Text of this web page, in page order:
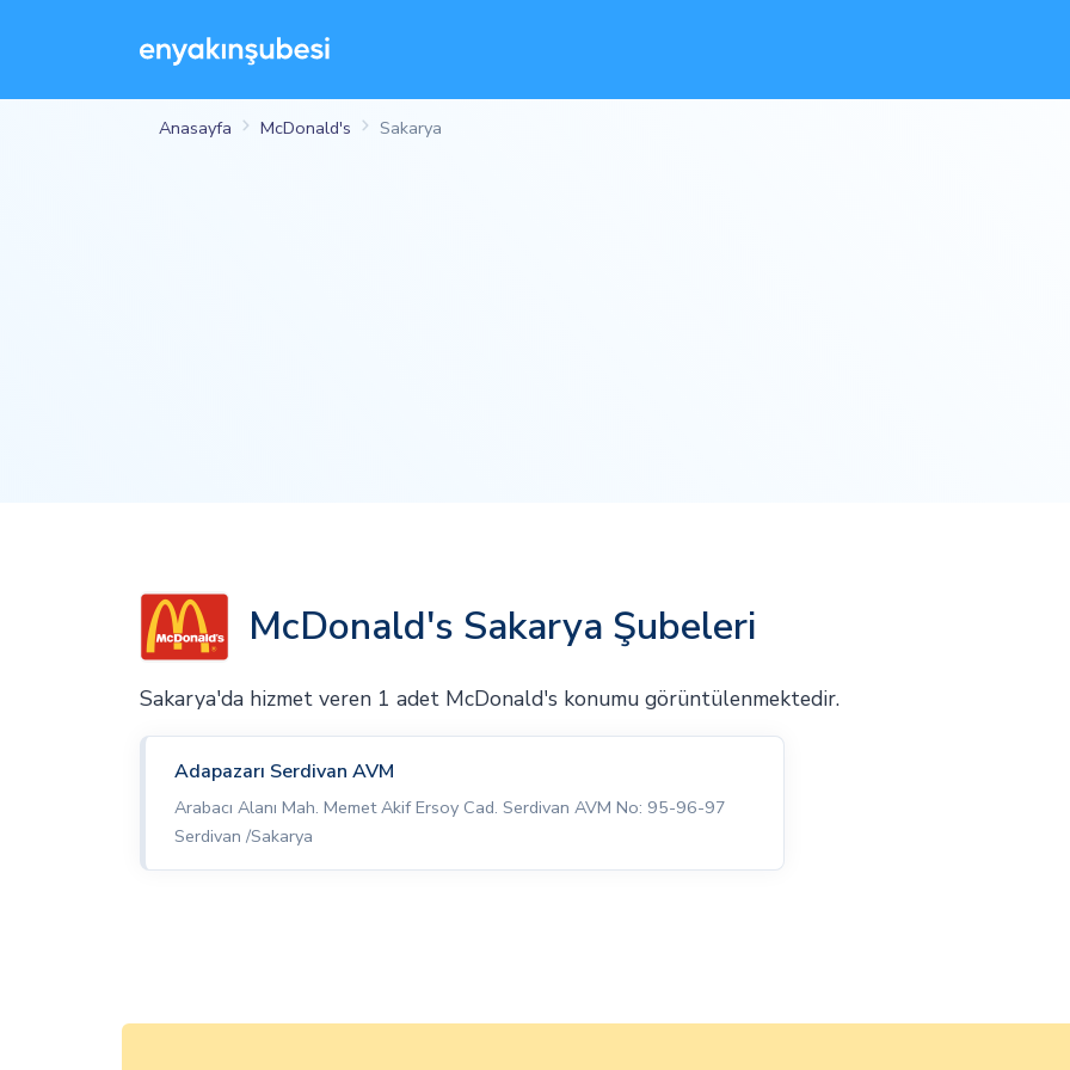
Anasayfa McDonald's Sakarya
McDonald's Sakarya Şubeleri
Sakarya'da hizmet veren 1 adet McDonald's konumu görüntülenmektedir.
Adapazarı Serdivan AVM
Arabacı Alanı Mah. Memet Akif Ersoy Cad. Serdivan AVM No: 95-96-97
Serdivan /Sakarya